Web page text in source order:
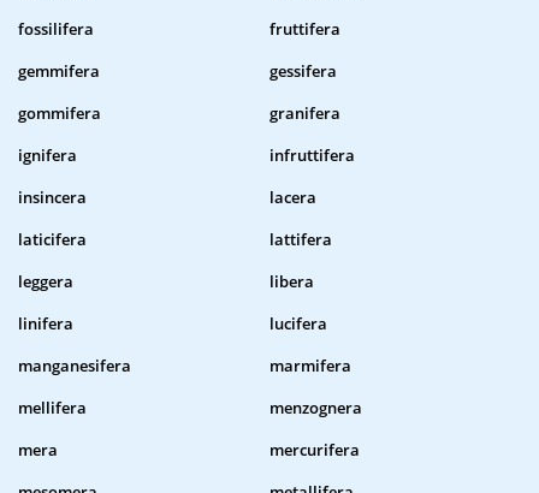
fossilifera
fruttifera
gemmifera
gessifera
gommifera
granifera
ignifera
infruttifera
insincera
lacera
laticifera
lattifera
leggera
libera
linifera
lucifera
manganesifera
marmifera
mellifera
menzognera
mera
mercurifera